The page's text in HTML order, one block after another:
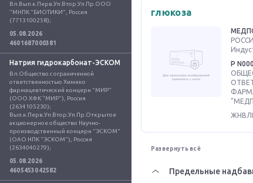
Вл.Вып.к.Перв.Уп.Втор.Уп.Пр.ООО
"МНПК "БИОТИКИ", Россия
(7713100258);
05.08.2026
4601687000381
Натрия гидрокарбонат-ЭСКОМ
Вл.Общество с ограниченной
ответственностью Химико
фармацевтический концерн "МИР"
(ООО ХФК "МИР"), Россия
(2634105230);
Вып.к.Перв.Уп.Втор.Уп.Пр.Открытое
акционерное общество Научно-
производственный концерн "ЭСКОМ"
(ОАО НПК "ЭСКОМ"), Россия
(2634040279);
05.08.2026
4605453042582
глюкоза
Р
Развернуть всё
Предельные